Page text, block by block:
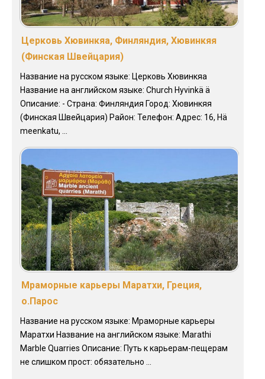
Церковь Хювинкяа, Финляндия, Хювинкяя
(Финская Швейцария)
Название на русском языке: Церковь Хювинкяа
Название на английском языке: Church Hyvinkä ä
Описание: - Страна: Финляндия Город: Хювинкяя
(Финская Швейцария) Район: Телефон: Адрес: 16, Hä
meenkatu, ...
Мраморные карьеры Маратхи, Греция,
о.Парос
Название на русском языке: Мраморные карьеры
Маратхи Название на английском языке: Marathi
Marble Quarries Описание: Путь к карьерам-пещерам
не слишком прост: обязательно ...